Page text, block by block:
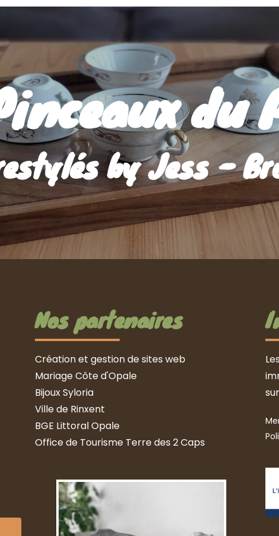
du
by Jess -
Nos partenaires
Création et gestion de sites web
Mariage Côte d'Opale
Bijoux Syloria
Ville de Rinxent
BGE Littoral Opale
Office de Tourisme Terre des 2 Caps